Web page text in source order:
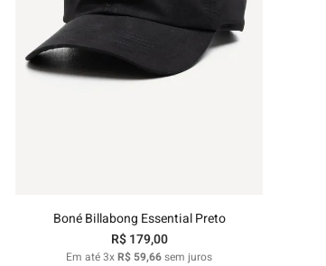
Boné Billabong Essential Preto
R$ 179,00
Em até3xR$ 59,66sem juros